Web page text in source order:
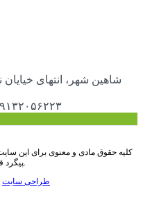
۱۴۵۲۱۶۹۰۰
کلیه حقوق مادی و معنوی برای این
پیگرد قانونی می باشد.
طراحی سایت